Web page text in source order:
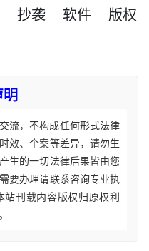
抄袭 软件
版权
流，不构成任何形式法律
效、个案等差异，请勿生
生的一切法律后果皆由您
要办理请联系咨询专业执
站刊载内容版权归原权利